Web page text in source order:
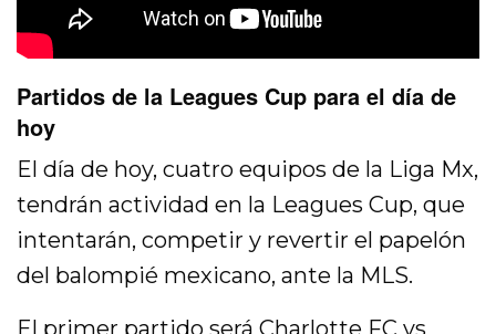
Partidos de la Leagues Cup para el día de
hoy
El día de hoy, cuatro equipos de la Liga Mx,
tendrán actividad en la Leagues Cup, que
intentarán, competir y revertir el papelón
del balompié mexicano, ante la MLS.